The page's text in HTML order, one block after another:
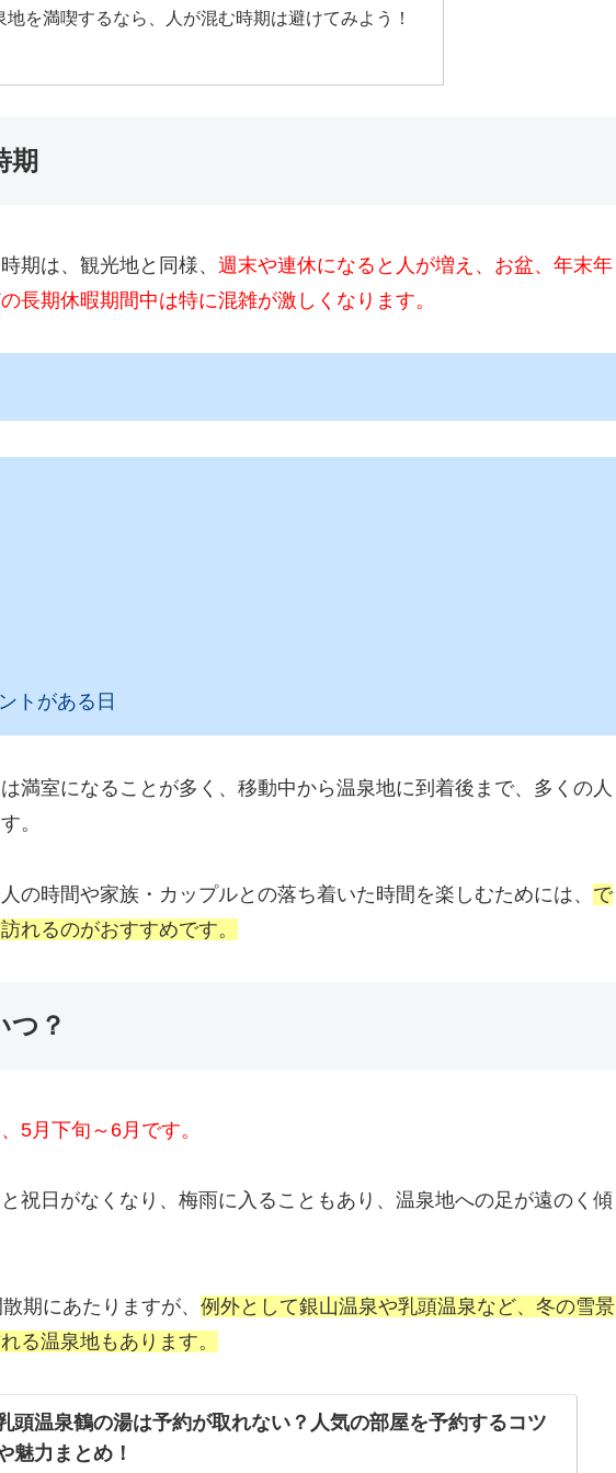
地を満喫するなら、人が混む時期は避けてみよう！
期
期は、観光地と同様、 週末や連休になると人が増え、お盆、年末年
長期休暇期間中は特に混雑が激しくなります。
トがある日
満室になることが多く、移動中から温泉地に到着後まで、多くの人
。
の時間や家族・カップルとの落ち着いた時間を楽しむためには、 で
れるのがおすすめです。
つ？
5月下旬～6月です。
祝日がなくなり、梅雨に入ることもあり、温泉地への足が遠のく傾
期にあたりますが、 例外として銀山温泉や乳頭温泉など、冬の雪景
る温泉地もあります。
頭温泉鶴の湯は予約が取れない？人気の部屋を予約するコツ
魅力まとめ！